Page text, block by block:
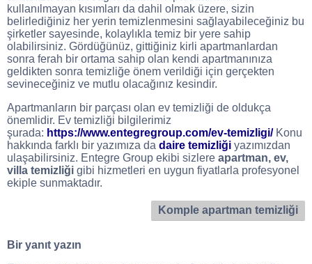
kullanılmayan kısımları da dahil olmak üzere, sizin
belirlediğiniz her yerin temizlenmesini sağlayabileceğiniz bu
şirketler sayesinde, kolaylıkla temiz bir yere sahip
olabilirsiniz. Gördüğünüz, gittiğiniz kirli apartmanlardan
sonra ferah bir ortama sahip olan kendi apartmanınıza
geldikten sonra temizliğe önem verildiği için gerçekten
sevineceğiniz ve mutlu olacağınız kesindir.
Apartmanların bir parçası olan ev temizliği de oldukça
önemlidir. Ev temizliği bilgilerimiz
şurada: https://www.entegregroup.com/ev-temizligi/Konu
hakkında farklı bir yazımıza da daire temizliği yazımızdan
ulaşabilirsiniz. Entegre Group ekibi sizlere apartman, ev,
villa temizliği gibi hizmetleri en uygun fiyatlarla profesyonel
ekiple sunmaktadır.
Komple apartman temizliği
Bir yanıt yazın